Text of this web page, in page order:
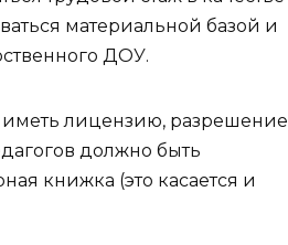
материальной базой и
ДОУ.
лицензию, разрешение
должно быть
книжка (это касается и